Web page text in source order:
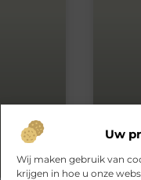
Uw
Wij maken gebruik van
krijgen in hoe u onze